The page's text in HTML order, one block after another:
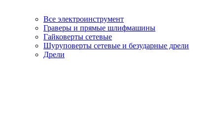
Все электроинструмент
Граверы и прямые шлифмашины
Гайковерты сетевые
Шуруповерты сетевые и безударные дрели
Дрели